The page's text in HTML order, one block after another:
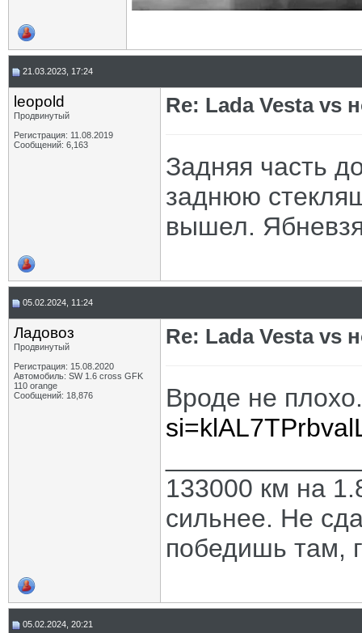
21.03.2023, 17:24
leopold
Продвинутый
Регистрация: 11.08.2019
Сообщений: 6,163
Re: Lada Vesta vs
Задняя часть
заднюю
вышел.
05.02.2024, 11:24
Ладовоз
Продвинутый
Регистрация: 15.08.2020
Автомобиль: SW 1.6 cross GFK
110 orange
Сообщений: 18,876
Re: Lada Vesta vs
Вроде не
133000 км на
сильнее. Не
победишь там,
05.02.2024, 20:21